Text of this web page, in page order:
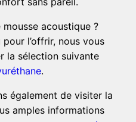
acoustique ?
l’offrir, nous vous
la sélection suivante
.
également de visiter la
amples informations